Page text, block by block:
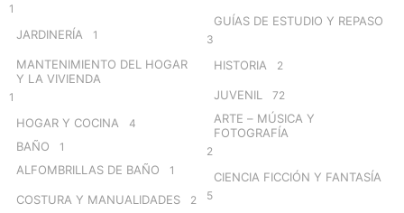
1
JARDINERÍA 1
MANTENIMIENTO DEL HOGAR
Y LA VIVIENDA
1
HOGAR Y COCINA 4
BAÑO 1
ALFOMBRILLAS DE BAÑO 1
COSTURA Y MANUALIDADES 2
GUÍAS DE ESTUDIO Y REPASO
3
HISTORIA 2
JUVENIL 72
ARTE – MÚSICA Y
FOTOGRAFÍA
2
CIENCIA FICCIÓN Y FANTASÍA
5